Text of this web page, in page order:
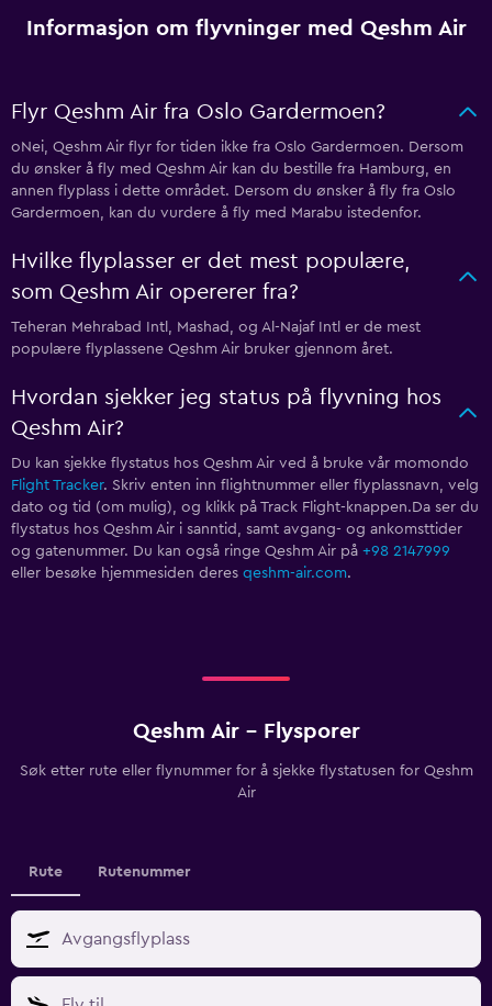
Informasjon om flyvninger med Qeshm Air
Flyr Qeshm Air fra Oslo Gardermoen?
oNei, Qeshm Air flyr for tiden ikke fra Oslo Gardermoen. Dersom
du ønsker å fly med Qeshm Air kan du bestille fra Hamburg, en
annen flyplass i dette området. Dersom du ønsker å fly fra Oslo
Gardermoen, kan du vurdere å fly med Marabu istedenfor.
Hvilke flyplasser er det mest populære,
som Qeshm Air opererer fra?
Teheran Mehrabad Intl, Mashad, og Al-Najaf Intl er de mest
populære flyplassene Qeshm Air bruker gjennom året.
Hvordan sjekker jeg status på flyvning hos
Qeshm Air?
Du kan sjekke flystatus hos Qeshm Air ved å bruke vår momondo
Flight Tracker. Skriv enten inn flightnummer eller flyplassnavn, velg
dato og tid (om mulig), og klikk på Track Flight-knappen.Da ser du
flystatus hos Qeshm Air i sanntid, samt avgang- og ankomsttider
og gatenummer. Du kan også ringe Qeshm Air på +98 2147999
eller besøke hjemmesiden deres qeshm-air.com.
Qeshm Air - Flysporer
Søk etter rute eller flynummer for å sjekke flystatusen for Qeshm
Air
Rute Rutenummer